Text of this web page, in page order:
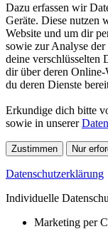
Dazu erfassen wir
Geräte. Diese nutzen
Website und um dir
sowie zur Analyse
deine verschlüsselten
dir über deren Online-
du deren Dienste
Erkundige dich bitte
sowie in unserer
Zustimmen Nur
Datenschutzerklärung
Individuelle
Marketing per